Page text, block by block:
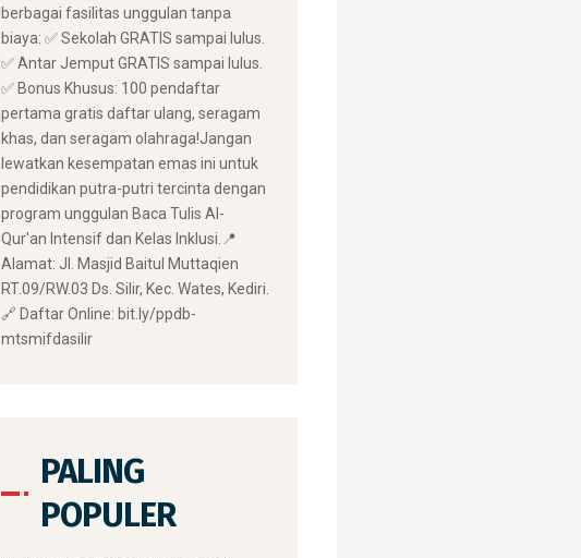
berbagai fasilitas unggulan tanpa
biaya: ✅ Sekolah GRATIS sampai lulus.
✅ Antar Jemput GRATIS sampai lulus.
✅ Bonus Khusus: 100 pendaftar
pertama gratis daftar ulang, seragam
khas, dan seragam olahraga! ​Jangan
lewatkan kesempatan emas ini untuk
pendidikan putra-putri tercinta dengan
program unggulan Baca Tulis Al-
Qur'an Intensif dan Kelas Inklusi. ​📍
Alamat: Jl. Masjid Baitul Muttaqien
RT.09/RW.03 Ds. Silir, Kec. Wates, Kediri.
🔗 Daftar Online: bit.ly/ppdb-
mtsmifdasilir
PALING
POPULER